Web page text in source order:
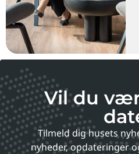
Vil du
Tilmeld dig husets
nyheder, opdateringer